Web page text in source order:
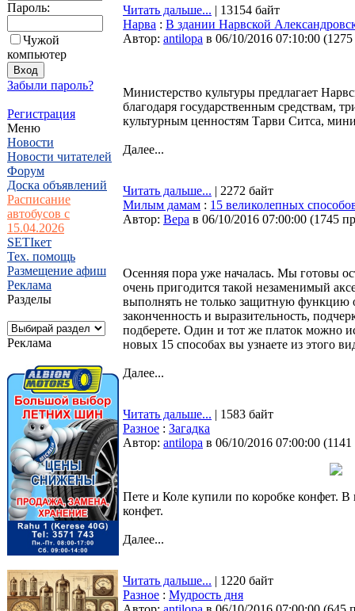
Пароль:
Чужой
компьютер
Забыли пароль?
Регистрация
Меню
Новости
Новости читателей
Форум
Доска объявлений
Расписание
автобусов с
15.04.2026
SETIкет
Тех. помощь
Размещение афиш
Реклама
Разделы
Реклама
Читать дальше... | 13154 байт
Нарва : В здании Нарвской
Автор: antilopa в 06/10/2016 07:10:00 (
Министерство культуры предлагает
благодаря государственным средствам,
культурным ценностям Тарви Ситса,
Далее...
Читать дальше... | 2272 байт
Милым дамам : 15 великолепных
Автор: Bepa в 06/10/2016 07:00:00 (1745
Осенняя пора уже началась. Мы готовы
очень пригодится такой незаменимый
выполнять не только защитную функцию
законченность и выразительность,
подберете. Один и тот же платок можно
новых 15 способах вы узнаете из этого
Далее...
Читать дальше... | 1583 байт
Разное : Загадка
Автор: antilopa в 06/10/2016 07:00:00 (
Пете и Коле купили по коробке конфет. В
конфет.
Далее...
Читать дальше... | 1220 байт
Разное : Мудрость дня